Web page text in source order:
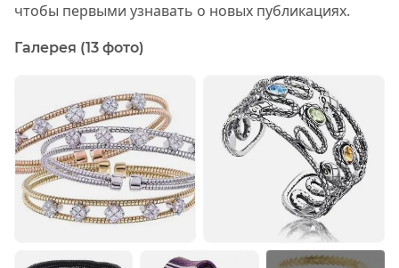
чтобы первыми узнавать о новых публикациях.
Галерея (13 фото)